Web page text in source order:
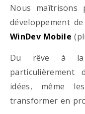
Nous maîtrisons
développement de
WinDev Mobile
Du rêve à la
particulièrement
idées, même
transformer en